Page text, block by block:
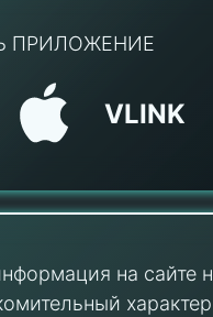
ПРИЛОЖЕНИЕ
VLINK
на сайте